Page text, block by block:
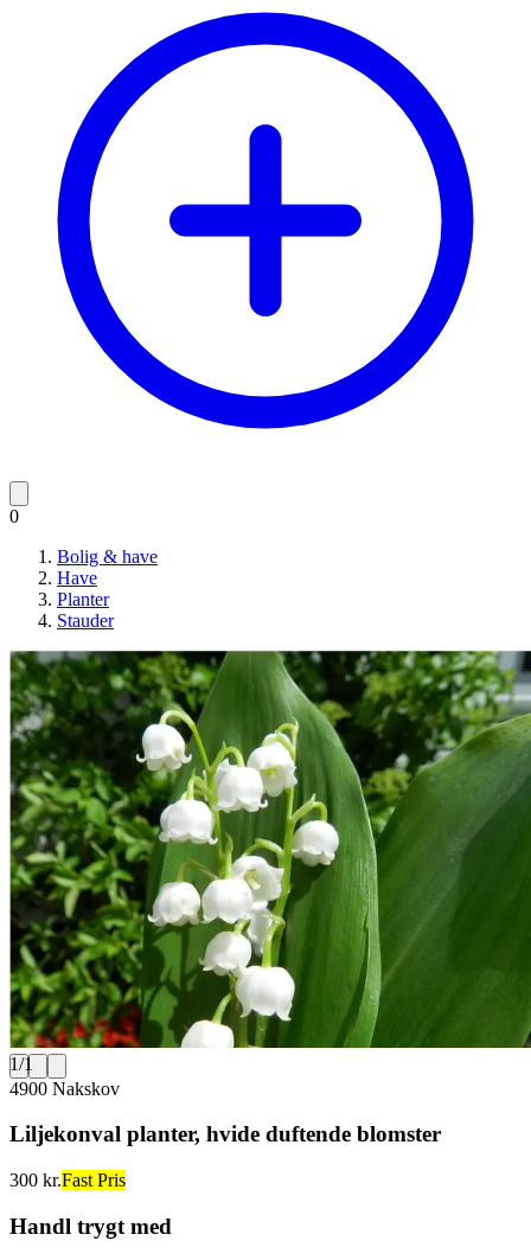
0
Bolig & have
Have
Planter
Stauder
1/1
4900 Nakskov
Liljekonval planter, hvide duftende blomster
300 kr.Fast Pris
Handl trygt med